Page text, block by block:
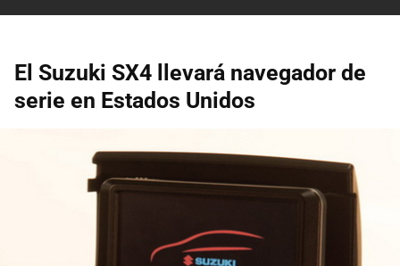
El Suzuki SX4 llevará navegador de
serie en Estados Unidos